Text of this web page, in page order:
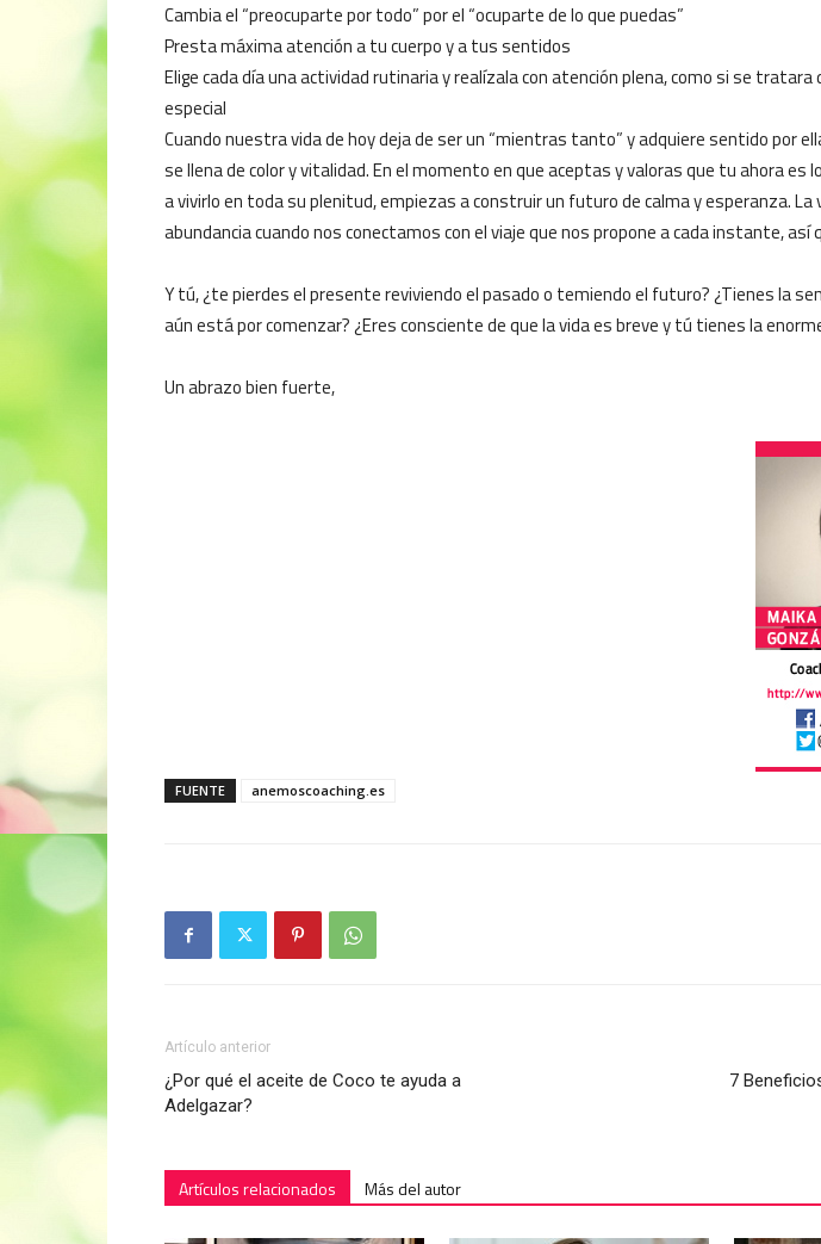
Cambia el “preocuparte por todo” por el “ocuparte de lo que puedas”
Presta máxima atención a tu cuerpo y a tus sentidos
Elige cada día una actividad rutinaria y realízala con atención plena, como si se
especial
Cuando nuestra vida de hoy deja de ser un “mientras tanto” y adquiere sentido por
se llena de color y vitalidad. En el momento en que aceptas y valoras que tu ahora es
a vivirlo en toda su plenitud, empiezas a construir un futuro de calma y esperanza. La
abundancia cuando nos conectamos con el viaje que nos propone a cada instante, así
Y tú, ¿te pierdes el presente reviviendo el pasado o temiendo el futuro? ¿Tienes la
aún está por comenzar? ¿Eres consciente de que la vida es breve y tú tienes la
Un abrazo bien fuerte,
FUENTE anemoscoaching.es
Artículo anterior
¿Por qué el aceite de Coco te ayuda a
Adelgazar?
7
Artículos relacionados Más del autor